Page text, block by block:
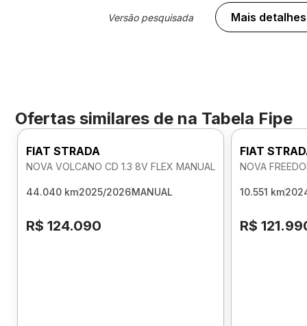
Versão pesquisada Mais detalhes
Ofertas similares de na Tabela Fipe
FIAT STRADA
NOVA VOLCANO CD 1.3 8V FLEX MANUAL
44.040 km2025/2026MANUAL
R$ 124.090
FIAT
NOVA
10.551 km
R$